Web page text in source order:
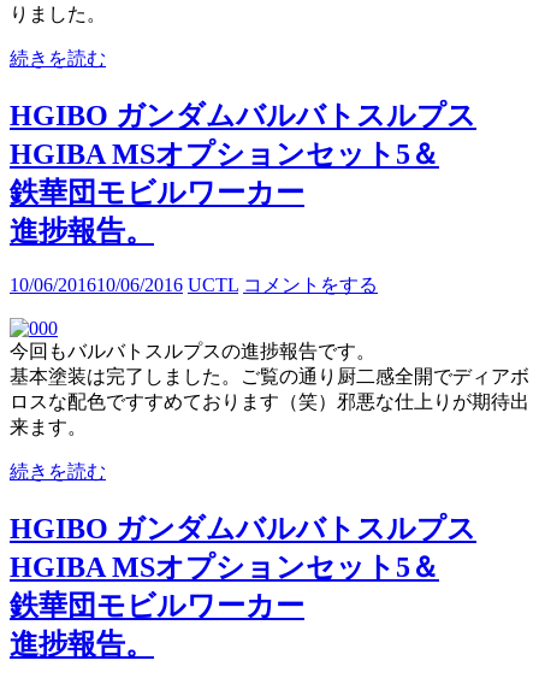
りました。
続きを読む
HGIBO ガンダムバルバトスルプス
HGIBA MSオプションセット5＆
鉄華団モビルワーカー
進捗報告。
10/06/201610/06/2016 UCTL コメントをする
今回もバルバトスルプスの進捗報告です。
基本塗装は完了しました。ご覧の通り厨二感全開でディアボ
ロスな配色ですすめております（笑）邪悪な仕上りが期待出
来ます。
続きを読む
HGIBO ガンダムバルバトスルプス
HGIBA MSオプションセット5＆
鉄華団モビルワーカー
進捗報告。